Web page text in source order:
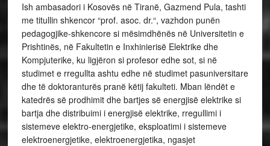
Ish ambasadori i Kosovës në Tiranë, Gazmend Pula, tashti
me titullin shkencor “prof. asoc. dr.“, vazhdon punën
pedagogjike-shkencore si mësimdhënës në Universitetin e
Prishtinës, në Fakultetin e Inxhinierisë Elektrike dhe
Kompjuterike, ku ligjëron si profesor edhe sot, si në
studimet e rregullta ashtu edhe në studimet pasuniversitare
dhe të doktoranturës pranë këtij fakulteti. Mban lëndët e
katedrës së prodhimit dhe bartjes së energjisë elektrike si
bartja dhe distribuimi i energjisë elektrike, rregullimi i
sistemeve elektro-energjetike, eksploatimi i sistemeve
elektroenergjetike, elektroenergjetika, ngasjet